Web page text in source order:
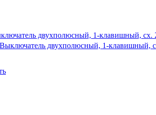
двухполюсный, 1-клавишный,